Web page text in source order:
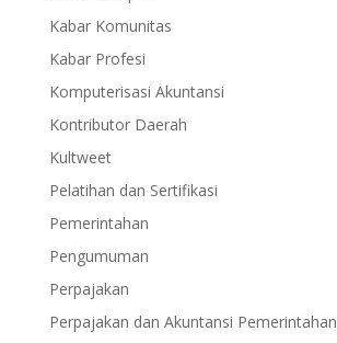
Kabar Komunitas
Kabar Profesi
Komputerisasi Akuntansi
Kontributor Daerah
Kultweet
Pelatihan dan Sertifikasi
Pemerintahan
Pengumuman
Perpajakan
Perpajakan dan Akuntansi Pemerintahan